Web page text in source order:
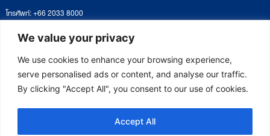
We value your privacy
We use cookies to enhance your browsing experience,
serve personalised ads or content, and analyse our traffic.
By clicking "Accept All", you consent to our use of cookies.
Accept All
โทรศัพท์: +66 2033 8000
เวลาทำการ: จันทร์ – ศุกร์
09:00 – 17:00 น.
ติดตามหนังสือหรือยื่นเอกสาร
saraban@eeco.or.th
Copyright © 2025 Eastern Economic Corridor Office (EECO)